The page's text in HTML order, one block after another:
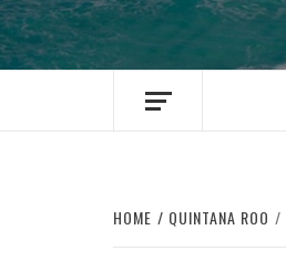
HOME QUINTANA ROO